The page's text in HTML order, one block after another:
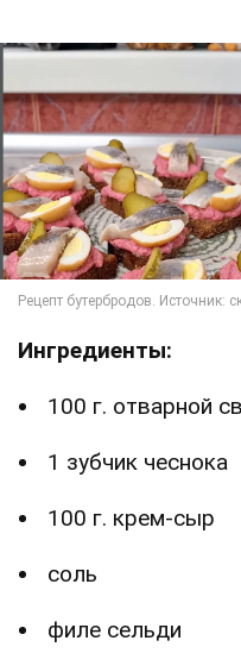
Ингредиенты:
100 г. отварной
1 зубчик чеснока
100 г. крем-сыр
соль
филе сельди